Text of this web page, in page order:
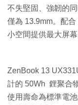
不失堅固、強韌的
僅為 13.9mm。配
小空間提供最大屏
ZenBook 13
計的 50Wh 鋰聚合
使用壽命為標準電